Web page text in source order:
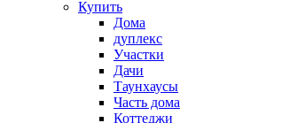
Купить
Дома
дуплекс
Участки
Дачи
Таунхаусы
Часть дома
Коттеджи